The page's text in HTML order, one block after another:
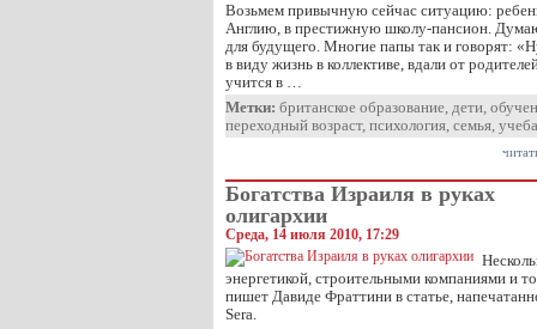
Возьмем привычную сейчас ситуацию:
Англию, в престижную школу-пансион.
для будущего. Многие папы так и говорят:
в виду жизнь в коллективе, вдали от
учится в …
Метки: британское образование, дети,
переходный возраст, психология, семья, учеба
Богатства Израиля в руках
олигархии
Среда, 14 июля 2010, 17:29
энергетикой, строительными компаниями и
пишет Давиде Фраттини в статье,
Sera.